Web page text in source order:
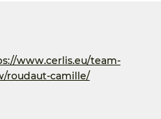
www.cerlis.eu/team-
roudaut-camille/